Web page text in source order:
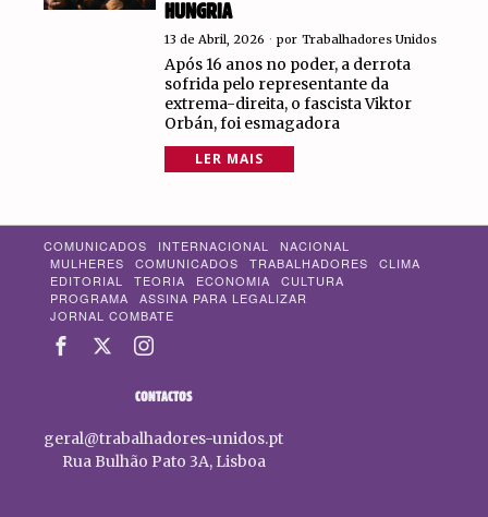
HUNGRIA
13 de Abril, 2026 por Trabalhadores Unidos
Após 16 anos no poder, a derrota
sofrida pelo representante da
extrema-direita, o fascista Viktor
Orbán, foi esmagadora
LER MAIS
COMUNICADOS INTERNACIONAL
NACIONAL
MULHERES
COMUNICADOS TRABALHADORES
CLIMA
EDITORIAL
TEORIA ECONOMIA
CULTURA
PROGRAMA
ASSINA PARA LEGALIZAR
JORNAL COMBATE
CONTACTOS
geral@trabalhadores-unidos.pt
Rua Bulhão Pato 3A, Lisboa